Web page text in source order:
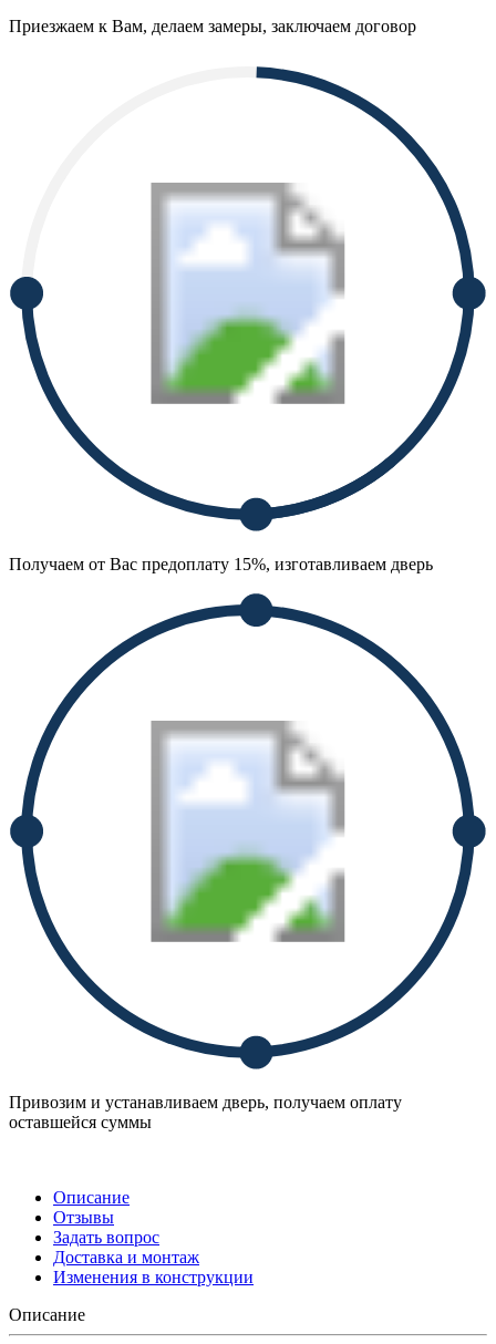
Приезжаем к Вам, делаем замеры, заключаем договор
Получаем от Вас предоплату 15%, изготавливаем дверь
Привозим и устанавливаем дверь, получаем оплату
оставшейся суммы
Описание
Отзывы
Задать вопрос
Доставка и монтаж
Изменения в конструкции
Описание